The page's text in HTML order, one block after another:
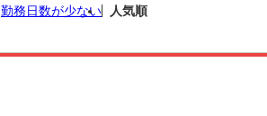
勤務日数が少ない 人気順